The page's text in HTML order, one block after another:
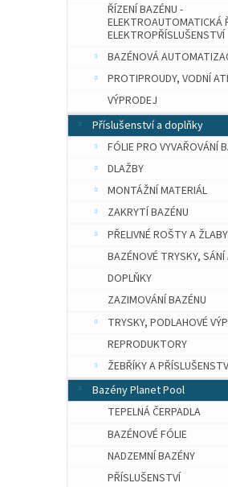
ŘÍZENÍ BAZÉNU -
ELEKTROAUTOMATICKÁ
ELEKTROPŘÍSLUŠENSTVÍ
BAZÉNOVÁ
PROTIPROUDY, VODNÍ
VÝPRODEJ
Příslušenství a doplňky
FÓLIE PRO VYVAŘOVÁNÍ
DLAŽBY
MONTÁŽNÍ MATERIÁL
ZAKRYTÍ BAZÉNU
PŘELIVNÉ ROŠTY A ŽLABY
BAZÉNOVÉ TRYSKY,
DOPLŇKY
ZAZIMOVÁNÍ BAZÉNU
TRYSKY, PODLAHOVÉ
REPRODUKTORY
ŽEBŘÍKY A
Bazény Planet Pool
TEPELNÁ ČERPADLA
BAZÉNOVÉ FÓLIE
NADZEMNÍ BAZÉNY
PŘÍSLUŠENSTVÍ